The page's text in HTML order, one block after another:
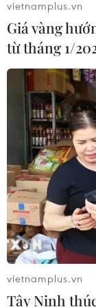
Đắk Lắk truy
phá rừng, lấn
06/08/2026 12:36
Cảnh báo
100mm tại
Nghệ An
06/08/2026 10:23
Mưa lớn kéo
về nhà ở, giao
06/08/2026 09:48
vietnamplus.vn
Giá vàng
từ tháng 1/
vietnamplus.vn
Tây Ninh